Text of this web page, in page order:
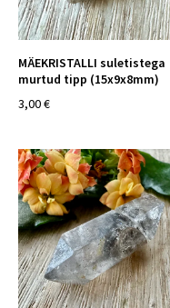
MÄEKRISTALLI suletistega
murtud tipp (15x9x8mm)
3,00 €